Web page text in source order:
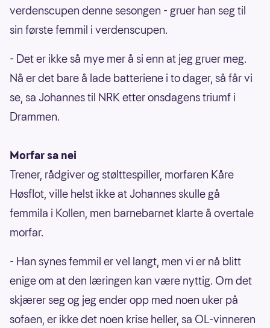
verdenscupen denne sesongen - gruer han seg til
sin første femmil i verdenscupen.
- Det er ikke så mye mer å si enn at jeg gruer meg.
Nå er det bare å lade batteriene i to dager, så får vi
se, sa Johannes til NRK etter onsdagens triumf i
Drammen.
Morfar sa nei
Trener, rådgiver og stølttespiller, morfaren Kåre
Høsflot, ville helst ikke at Johannes skulle gå
femmila i Kollen, men barnebarnet klarte å overtale
morfar.
- Han synes femmil er vel langt, men vi er nå blitt
enige om at den læringen kan være nyttig. Om det
skjærer seg og jeg ender opp med noen uker på
sofaen, er ikke det noen krise heller, sa OL-vinneren